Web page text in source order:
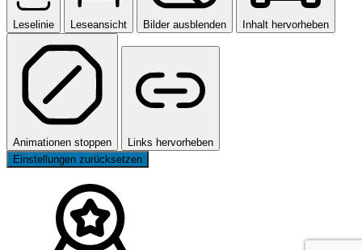
Leselinie Leseansicht Bilder ausblenden Inhalt hervorheben
Animationen stoppen
Links hervorheben
Einstellungen zurücksetzen